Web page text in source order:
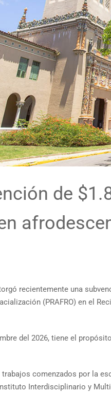
de
recientemente una
(PRAFRO) en el
del 2026, tiene el
comenzados por la
Interdisciplinario y